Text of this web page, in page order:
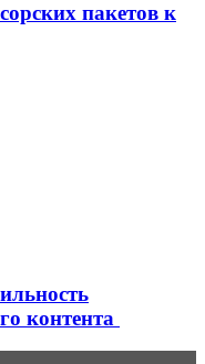
пакетов к
контента